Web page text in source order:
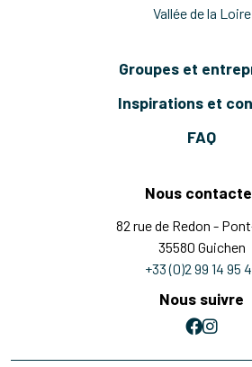
Vallée de la Loire
Groupes et
Inspirations et
FAQ
Nous
82 rue de Redon -
35580 Guichen
+33 (0)2 99 14 95
Nous suivre